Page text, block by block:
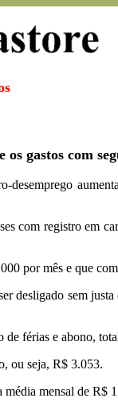
gastos com
com registro em
por mês e que
sem
de férias e abono,
ou seja, R$ 3.053.
mensal de R$